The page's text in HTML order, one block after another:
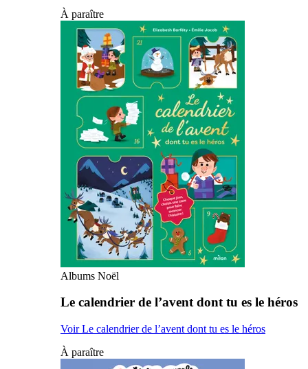
À paraître
Albums Noël
Le calendrier de l’avent dont tu es le héros
Voir Le calendrier de l’avent dont tu es le héros
À paraître